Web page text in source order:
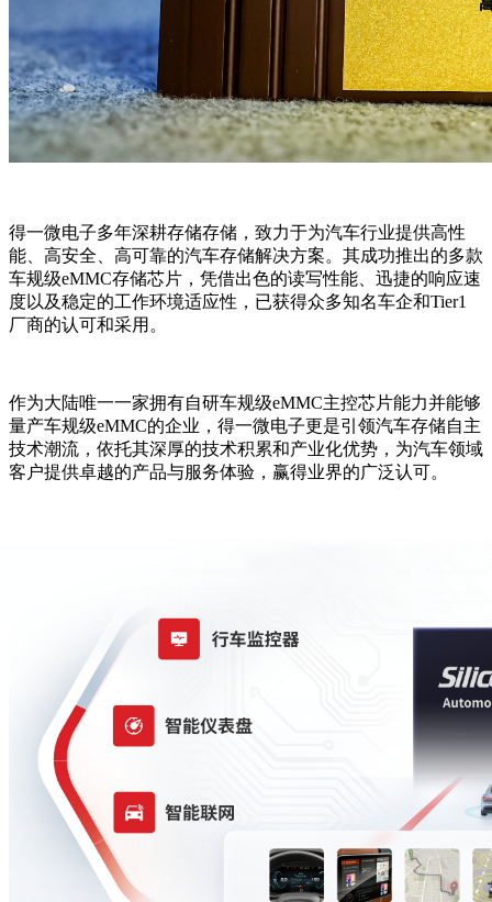
得一微电子多年深耕存储存储，致力于为汽车行业提供高性
能、高安全、高可靠的汽车存储解决方案。其成功推出的多款
车规级eMMC存储芯片，凭借出色的读写性能、迅捷的响应速
度以及稳定的工作环境适应性，已获得众多知名车企和Tier1
厂商的认可和采用。
作为大陆唯一一家拥有自研车规级eMMC主控芯片能力并能够
量产车规级eMMC的企业，得一微电子更是引领汽车存储自主
技术潮流，依托其深厚的技术积累和产业化优势，为汽车领域
客户提供卓越的产品与服务体验，赢得业界的广泛认可。